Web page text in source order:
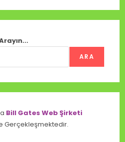
ARA
Bill Gates Web Şirketi
Gerçekleşmektedir.